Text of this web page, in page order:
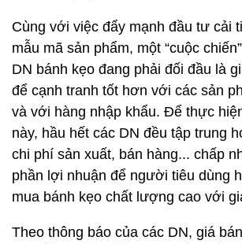
Cùng với việc đẩy mạnh đầu tư cải
mẫu mã sản phẩm, một “cuộc
DN bánh kẹo đang phải đối đầu là
để cạnh tranh tốt hơn với các sản
và với hàng nhập khẩu. Để thực
này, hầu hết các DN đều tập trung
chi phí sản xuất, bán hàng... chấp
phần lợi nhuận để người tiêu dùng
mua bánh kẹo chất lượng cao với
Theo thông báo của các DN, giá